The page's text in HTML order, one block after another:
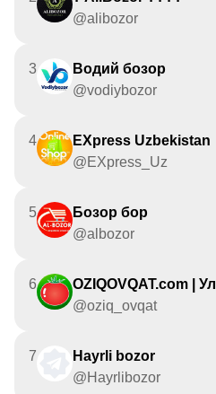
@alibozor
3
Водий бозор
@vodiybozor
4
EXpress Uzbekistan
@EXpress_Uz
5
Бозор бор
@albozor
6
OZIQOVQAT.com |
@oziq_ovqat
7
Hayrli bozor
@Hayrlibozor